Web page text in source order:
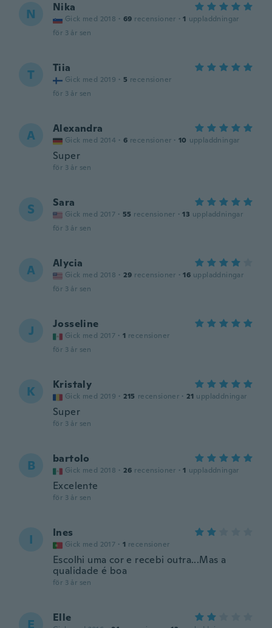
N Nika
Gick med 2018 · 69 recensioner · 1 uppladdningar
för 3 år sen
T Tiia
Gick med 2019 · 5 recensioner
för 3 år sen
A Alexandra
Gick med 2014 · 6 recensioner · 10 uppladdningar
Super
för 3 år sen
S Sara
Gick med 2017 · 55 recensioner · 13 uppladdningar
för 3 år sen
A Alycia
Gick med 2018 · 29 recensioner · 16 uppladdningar
för 3 år sen
J Josseline
Gick med 2017 · 1 recensioner
för 3 år sen
K Kristaly
Gick med 2019 · 215 recensioner · 21 uppladdningar
Super
för 3 år sen
B bartolo
Gick med 2018 · 26 recensioner · 1 uppladdningar
Excelente
för 3 år sen
I Ines
Gick med 2017 · 1 recensioner
Escolhi uma cor e recebi outra...Mas a
qualidade é boa
för 3 år sen
E Elle